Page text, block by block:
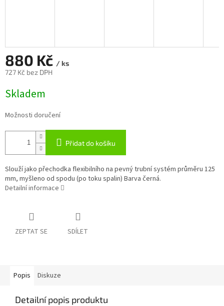
880 Kč / ks
727 Kč bez DPH
cena:
Skladem
Možnosti doručení
Přidat do košíku
Slouží jako přechodka flexibilního na pevný trubní systém průměru 125
mm, myšleno od spodu (po toku spalin) Barva černá.
Detailní informace
ZEPTAT SE SDÍLET
Popis Diskuze
Detailní popis produktu